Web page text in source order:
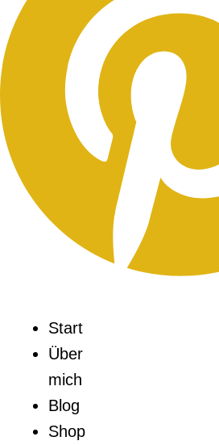
Start
Über
mich
Blog
Shop